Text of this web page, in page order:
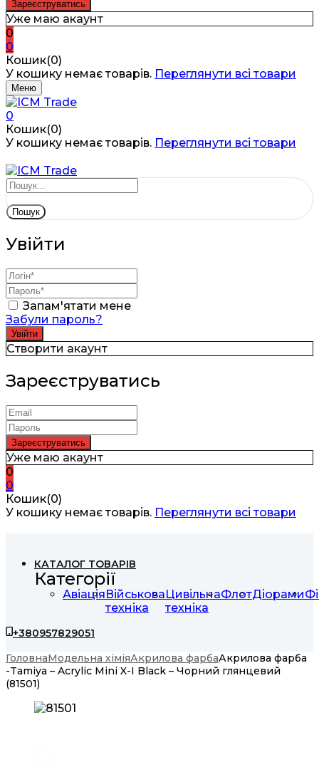
Уже маю акаунт
0
0
Кошик(0)
У кошику немає товарів. Переглянути всі товари
Меню
0
Кошик(0)
У кошику немає товарів. Переглянути всі товари
Пошук
Увійти
Запам'ятати мене
Забули пароль?
Створити акаунт
Зареєструватись
Уже маю акаунт
0
0
Кошик(0)
У кошику немає товарів. Переглянути всі товари
КАТАЛОГ ТОВАРІВ
Категорії
АвіаціяВійськова
техніка
Цивільна
техніка
ФлотДіорами
+380957829051
ГоловнаМодельна хіміяАкрилова фарбаАкрилова фарба
-Tamiya – Acrylic Mini X-I Black – Чорний глянцевий
(81501)